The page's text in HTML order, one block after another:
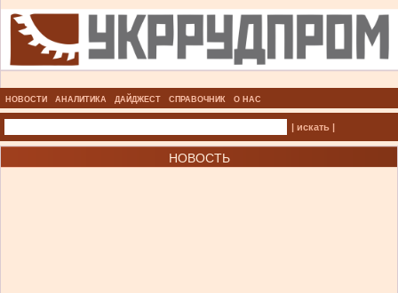
НОВОСТИ АНАЛИТИКА ДАЙДЖЕСТ СПРАВОЧНИК О НАС
| искать |
НОВОСТЬ